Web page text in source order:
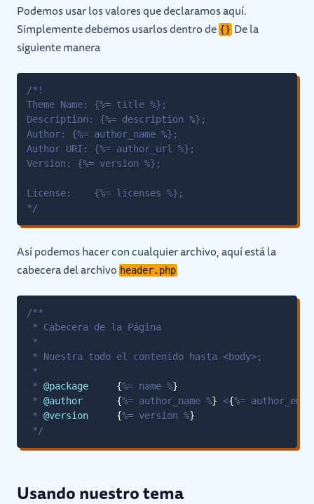
Podemos usar los valores que declaramos aquí.
Simplemente debemos usarlos dentro de {}De la
siguiente manera
Así podemos hacer con cualquier archivo, aquí está la
cabecera del archivo header.php
* @package {%= name %}
* @author {%= author_name %} <{%=
* @version {%= version %}
Usando nuestro tema